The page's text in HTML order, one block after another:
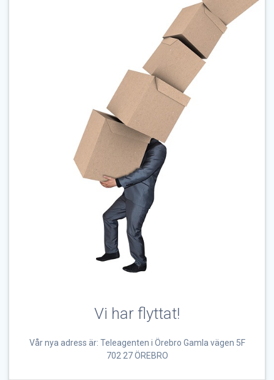
Vi har flyttat!
Vår nya adress är: Teleagenten i Örebro Gamla vägen 5F
702 27 ÖREBRO